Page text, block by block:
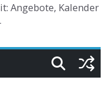
Angebote, Kalender